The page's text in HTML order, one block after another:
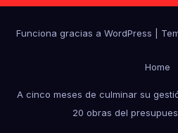
Funciona gracias a WordPress
Home
A cinco meses de culminar su
20 obras del